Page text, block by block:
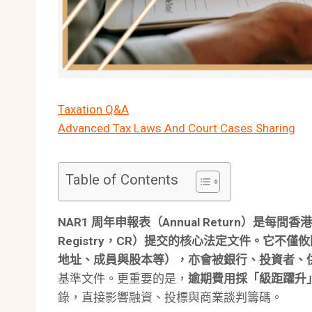
Taxation Q&A
Advanced Tax Laws And Court Cases Sharing
Table of Contents
NAR1 周年申報表（Annual Return） 是每間香
Registry，CR） 提交的核心法定文件。它不僅
地址、成員與股本等），亦會被銀行、投資者、
基準文件。更重要的是， 逾期費用採「級距躍升
錄，直接影響融資、投標與商業談判籌碼。